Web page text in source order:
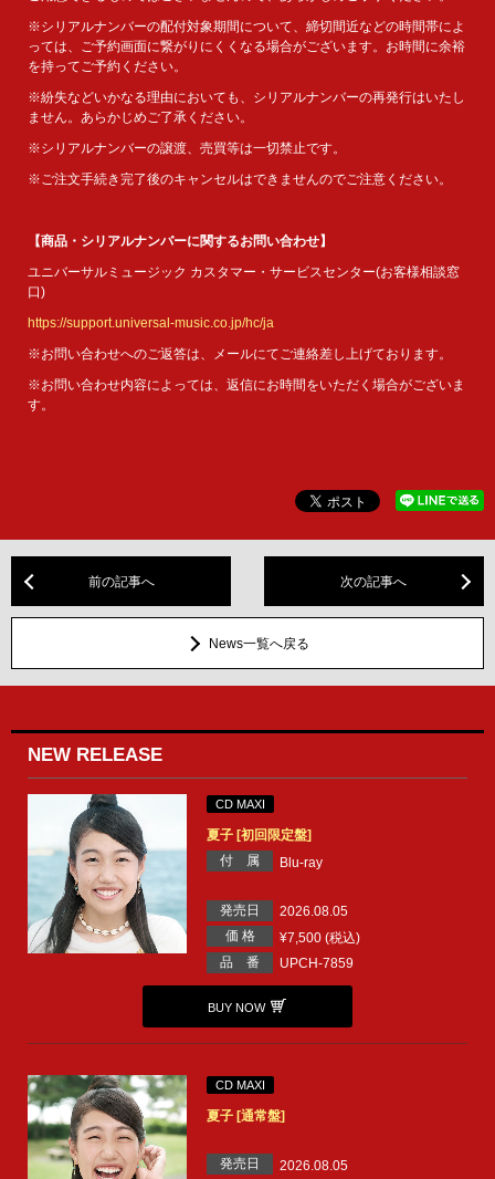
※シリアルナンバーの配付対象期間について、締切間近などの時間帯によ
っては、ご予約画面に繋がりにくくなる場合がございます。お時間に余裕
を持ってご予約ください。
※紛失などいかなる理由においても、シリアルナンバーの再発行はいたし
ません。あらかじめご了承ください。
※シリアルナンバーの譲渡、売買等は一切禁止です。
※ご注文手続き完了後のキャンセルはできませんのでご注意ください。
【商品・シリアルナンバーに関するお問い合わせ】
ユニバーサルミュージック カスタマー・サービスセンター(お客様相談窓
口)
https://support.universal-music.co.jp/hc/ja
※お問い合わせへのご返答は、メールにてご連絡差し上げております。
※お問い合わせ内容によっては、返信にお時間をいただく場合がございま
す。
前の記事へ 次の記事へ
News一覧へ戻る
NEW RELEASE
CD MAXI
夏子 [初回限定盤]
付 属
Blu-ray
発売日
2026.08.05
価 格
¥7,500 (税込)
品 番
UPCH-7859
BUY NOW
CD MAXI
夏子 [通常盤]
発売日
2026.08.05